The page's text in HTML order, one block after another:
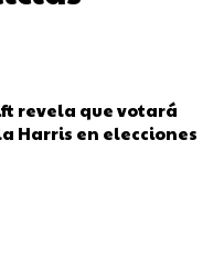
revela que votará
Harris en elecciones